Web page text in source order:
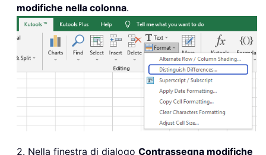
modifiche nella colonna.
2. Nella finestra di dialogo Contrassegna modifiche